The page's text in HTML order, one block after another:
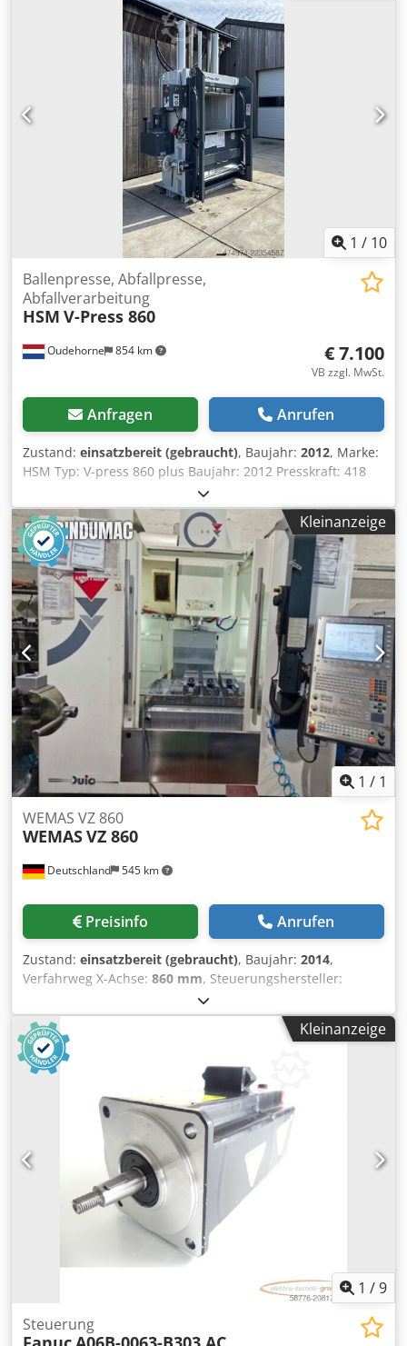
1 / 10
Oudehorne 854 km
Ballenpresse, Abfallpresse,
Abfallverarbeitung
HSM V-Press 860
€ 7.100
VB zzgl. MwSt.
Anfragen Anrufen
Zustand: einsatzbereit (gebraucht), Baujahr: 2012, Marke:
HSM Typ: V-press 860 plus Baujahr: 2012 Presskraft: 418
kN Dkedpfjzmhy Njx Apvjr Spannung: 400 V Max.
Ballengewicht: 480 kg (abhängig vom Material)
Ballenmaße: 120 x 120 x 78 cm Maschinengewicht: 2083 kg
Maschinenabmessungen: 180 cm x 125 cm x 298,5 cm
Füllöffnung: 120 cm x 65 cm Video auf Anfrage möglich.
Kleinanzeige
1 / 1
Deutschland 545 km
WEMAS VZ 860
WEMASVZ 860
Preisinfo Anrufen
Zustand: einsatzbereit (gebraucht), Baujahr: 2014,
Verfahrweg X-Achse: 860 mm, Steuerungshersteller:
, Steuerungsmodell:
Spindeldrehzahl (max.):10.000 U/min, Anzahl der Achsen:
3, Diese 3-Achsen WEMAS VZ 860 wurde im Jahr 2014
hergestellt. Es verfügt über eine innere Kühlmittelzufuhr
und ist mit einer Heidenhain TNC 530 i Steuerung
ausgestattet, die einen effizienten Betrieb gewährleistet.
Wenn Sie auf der Suche nach hochwertigen
Bearbeitungsmöglichkeiten sind, sollten Sie das vertikale
Bearbeitungszentrum WEMAS VZ 860 in Betracht ziehen,
das wir zum Verkauf anbieten. Kontaktieren Sie uns für
weitere Details. Dsdpfx Apezbu Iwovjkr • Mit innerer
Kühlmittelzufuhr • Zustand: Sehr gut / Voll funktionsfähig •
Steuerung: Heidenhain TNC 530 i Technical Specification
Through-spindle Coolant Yes
Kleinanzeige
1 /9
Steuerung